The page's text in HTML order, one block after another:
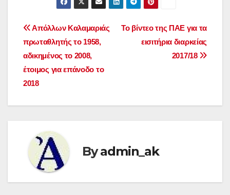
Post
navigation
Το βίντεο της ΠΑΕ για τα
εισιτήρια διαρκείας
2017/18
Απόλλων Καλαμαριάς
πρωταθλητής το 1958,
αδικημένος το 2008,
έτοιμος για επάνοδο το
2018
Byadmin_ak